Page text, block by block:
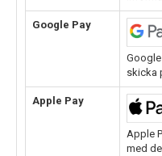
Google Pay
skicka
Apple Pay
Apple
med